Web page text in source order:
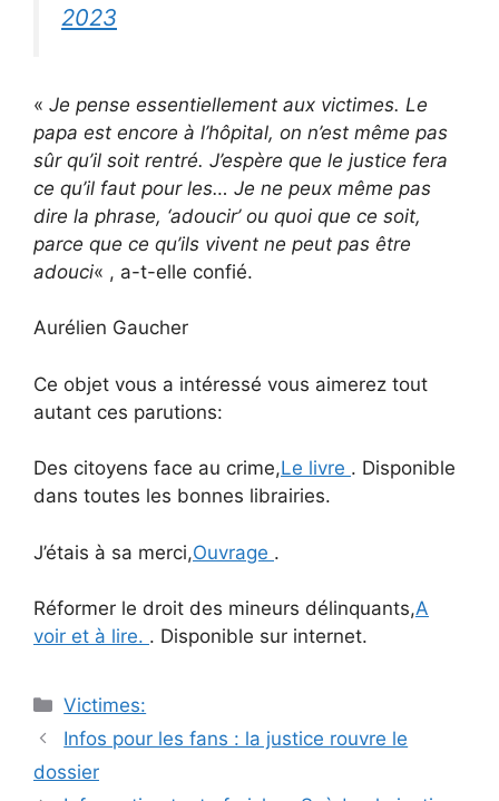
2023
« Je pense essentiellement aux victimes. Le
papa est encore à l’hôpital, on n’est même pas
sûr qu’il soit rentré. J’espère que le justice fera
ce qu’il faut pour les… Je ne peux même pas
dire la phrase, ‘adoucir’ ou quoi que ce soit,
parce que ce qu’ils vivent ne peut pas être
adouci« , a-t-elle confié.
Aurélien Gaucher
Ce objet vous a intéressé vous aimerez tout
autant ces parutions:
Des citoyens face au crime,Le livre . Disponible
dans toutes les bonnes librairies.
J’étais à sa merci,Ouvrage .
Réformer le droit des mineurs délinquants,A
voir et à lire. . Disponible sur internet.
Catégories
Victimes:
Navigation
des
Infos pour les fans : la justice rouvre le
dossier